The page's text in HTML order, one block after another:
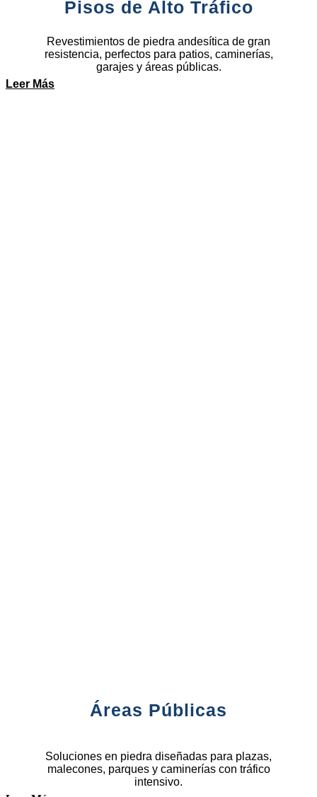
Pisos de Alto Tráfico
Revestimientos de piedra andesítica de gran
resistencia, perfectos para patios, caminerías,
garajes y áreas públicas.
Leer Más
Áreas Públicas
Soluciones en piedra diseñadas para plazas,
malecones, parques y caminerías con tráfico
intensivo.